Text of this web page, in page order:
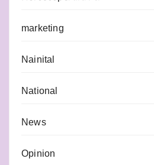
marketing
Nainital
National
News
Opinion